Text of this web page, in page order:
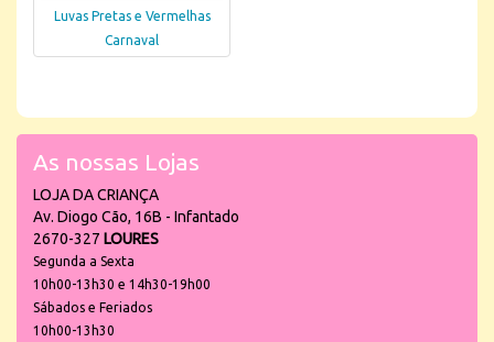
Luvas Pretas e Vermelhas
Carnaval
As nossas Lojas
LOJA DA CRIANÇA
Av. Diogo Cão, 16B - Infantado
2670-327 LOURES
Segunda a Sexta
10h00-13h30 e 14h30-19h00
Sábados e Feriados
10h00-13h30